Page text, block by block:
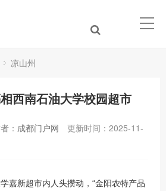
凉山州
西南石油大学校园超市
： 成都门户网
更新时间：2025-11-
嘉新超市内人头攒动，“金阳农特产品